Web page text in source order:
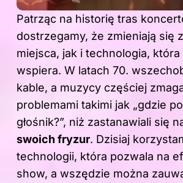
Patrząc na historię tras
dostrzegamy, że zmieniają się
miejsca, jak i technologia,
wspiera. W latach 70.
kable, a muzycy częściej
problemami takimi jak „gdzie
głośnik?”, niż zastanawiali się
swoich fryzur. Dzisiaj
technologii, która pozwala na
show, a wszędzie można